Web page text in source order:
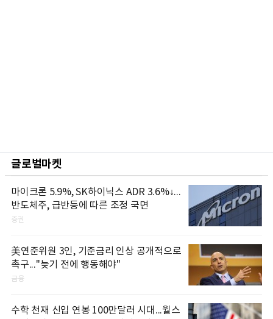
글로벌마켓
마이크론 5.9%, SK하이닉스 ADR 3.6%↓...
반도체주, 급반등에 따른 조정 국면
증권
美연준위원 3인, 기준금리 인상 공개적으로
촉구..."늦기 전에 행동해야"
금융
수학 천재 신입 연봉 100만달러 시대...월스